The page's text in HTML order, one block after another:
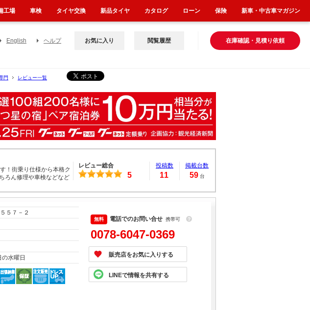
English ヘルプ 在庫確認・見積り依頼
お気に入り 閲覧履歴
門
レビュー一覧
！街乗り仕様から本格ク
ろん修理や車検などなど
レビュー総合
5
投稿数
11
掲載台数
59 台
５７－２
水曜日
電話でのお問い合せ 携帯可 ？
0078-6047-0369
販売店をお気に入りする
LINEで情報を共有する
工場 車検 タイヤ交換 新品タイヤ カタログ ローン 保険 新車・中古車マガジン